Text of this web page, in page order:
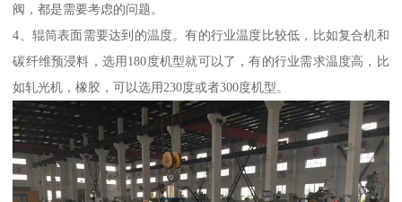
阀，都是需要考虑的问题。
4、辊筒表面需要达到的温度。有的行业温度比较低，比如复合机和
碳纤维预浸料，选用180度机型就可以了，有的行业需求温度高，比
如轧光机，橡胶，可以选用230度或者300度机型。